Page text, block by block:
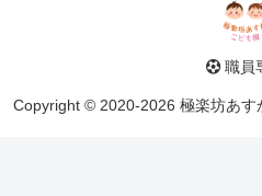
職員
Copyright © 2020-2026 極楽坊あす